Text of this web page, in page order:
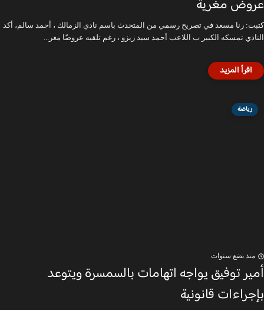
عروض مغرية
كتبت: رنا مسعد في تصريح رسمي من المتحدث باسم نادي الزمالك ، أحمد سالم، أكد
النادي تمسكه الكبير ب اللاعب أحمد سيد زيزو ، رغم تلقيه عروضًا مغر...
رياضة
منذ بضع سنوات
أمير توفيق يواجه اتهامات بالسمسرة ويتوعد
بإجراءات قانونية